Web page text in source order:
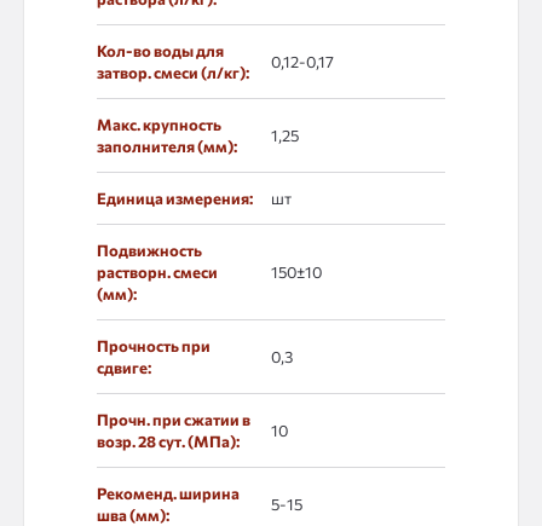
Кол-во воды для
затвор. смеси (л/кг):
0,12-0,17
Макс. крупность
заполнителя (мм):
1,25
Единица измерения: шт
Подвижность
растворн. смеси
(мм):
150±10
Прочность при
сдвиге:
0,3
Прочн. при сжатии в
возр. 28 сут. (МПа):
10
Рекоменд. ширина
шва (мм):
5-15